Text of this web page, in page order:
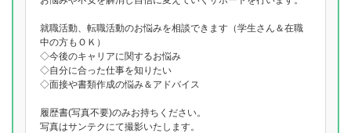
就職活動、転職活動のお悩みを相談できます（学生さん＆在職
中の方もＯＫ）
◇今後のキャリアに関するお悩み
◇自分に合った仕事を知りたい
◇面接や書類作成の悩み＆アドバイス
履歴書(写真不要)のみお持ちください。
写真はサンテクにて撮影いたします。